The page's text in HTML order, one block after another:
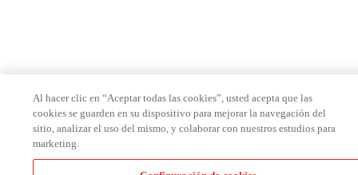
Al hacer clic en “Aceptar todas las cookies”, usted acepta que las
cookies se guarden en su dispositivo para mejorar la navegación del
sitio, analizar el uso del mismo, y colaborar con nuestros estudios para
marketing.